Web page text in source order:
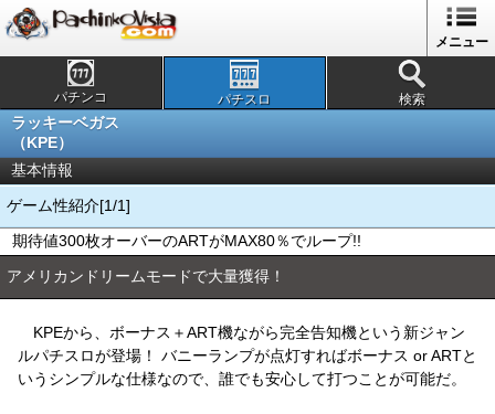
メニュー
パチンコ パチスロ 検索
ラッキーベガス
（KPE）
基本情報
ゲーム性紹介[1/1]
期待値300枚オーバーのARTがMAX80％でループ!!
アメリカンドリームモードで大量獲得！
KPEから、ボーナス＋ART機ながら完全告知機という新ジャン
ルパチスロが登場！ バニーランプが点灯すればボーナス or ARTと
いうシンプルな仕様なので、誰でも安心して打つことが可能だ。